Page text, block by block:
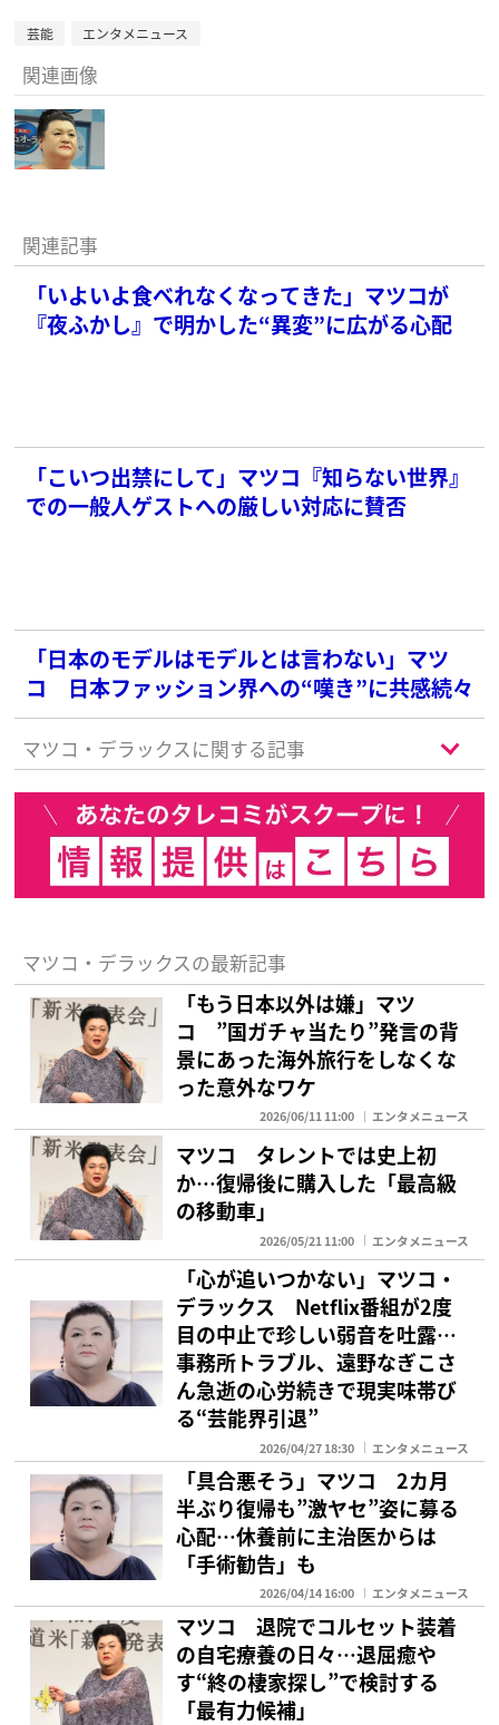
芸能 エンタメニュース
関連画像
関連記事
「いよいよ食べれなくなってきた」マツコが
『夜ふかし』で明かした“異変”に広がる心配
「こいつ出禁にして」マツコ『知らない世界』
での一般人ゲストへの厳しい対応に賛否
「日本のモデルはモデルとは言わない」マツ
コ 日本ファッション界への“嘆き”に共感続々
マツコ・デラックスに関する記事
マツコ・デラックスの最新記事
「もう日本以外は嫌」マツ
コ ”国ガチャ当たり”発言の背
景にあった海外旅行をしなくな
った意外なワケ
2026/06/11 11:00 エンタメニュース
マツコ タレントでは史上初
か…復帰後に購入した「最高級
の移動車」
2026/05/21 11:00 エンタメニュース
「心が追いつかない」マツコ・
デラックス Netflix番組が2度
目の中止で珍しい弱音を吐露…
事務所トラブル、遠野なぎこさ
ん急逝の心労続きで現実味帯び
る“芸能界引退”
2026/04/27 18:30 エンタメニュース
「具合悪そう」マツコ 2カ月
半ぶり復帰も”激ヤセ”姿に募る
心配…休養前に主治医からは
「手術勧告」も
2026/04/14 16:00 エンタメニュース
マツコ 退院でコルセット装着
の自宅療養の日々…退屈癒や
す“終の棲家探し”で検討する
「最有力候補」